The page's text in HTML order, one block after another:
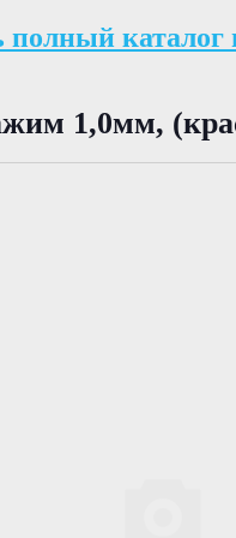
полный каталог
1,0мм,